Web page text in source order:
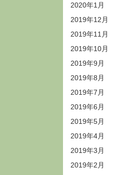
2020年1月
2019年12月
2019年11月
2019年10月
2019年9月
2019年8月
2019年7月
2019年6月
2019年5月
2019年4月
2019年3月
2019年2月